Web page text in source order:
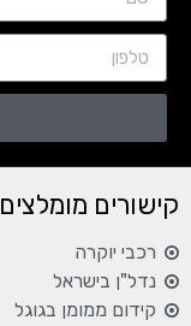
קישורים מומלצים
רכבי יוקרה
נדל"ן בישראל
קידום ממומן בגוגל